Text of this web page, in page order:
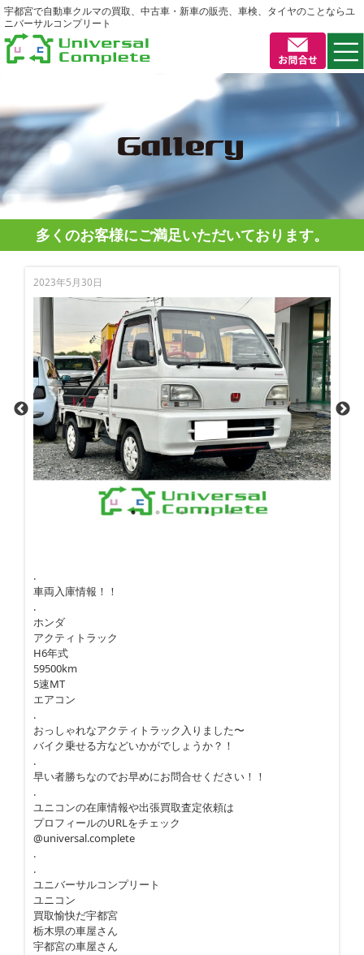
宇都宮で自動車クルマの買取、中古車・新車の販売、車検、タイヤのことならユ
ニバーサルコンプリート
多くのお客様にご満足いただいております。
2023年5月30日
.
車両入庫情報！！
.
ホンダ
アクティトラック
H6年式
59500km
5速MT
エアコン
.
おっしゃれなアクティトラック入りました〜
バイク乗せる方などいかがでしょうか？！
.
早い者勝ちなのでお早めにお問合せください！！
.
ユニコンの在庫情報や出張買取査定依頼は
プロフィールのURLをチェック
@universal.complete
.
.
ユニバーサルコンプリート
ユニコン
買取愉快だ宇都宮
栃木県の車屋さん
宇都宮の車屋さん